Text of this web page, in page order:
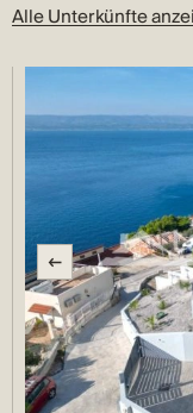
Alle Unterkünfte